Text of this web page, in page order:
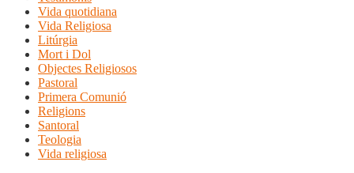
Vida quotidiana
Vida Religiosa
Litúrgia
Mort i Dol
Objectes Religiosos
Pastoral
Primera Comunió
Religions
Santoral
Teologia
Vida religiosa